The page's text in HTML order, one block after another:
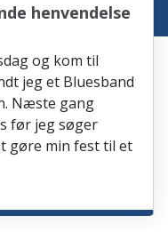
henvendelse
og kom til
jeg et Bluesband
Næste gang
før jeg søger
gøre min fest til et